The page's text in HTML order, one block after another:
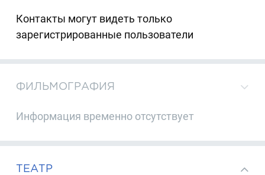
Контакты могут видеть только
зарегистрированные пользователи
ФИЛЬМОГРАФИЯ
Информация временно отсутствует
ТЕАТР